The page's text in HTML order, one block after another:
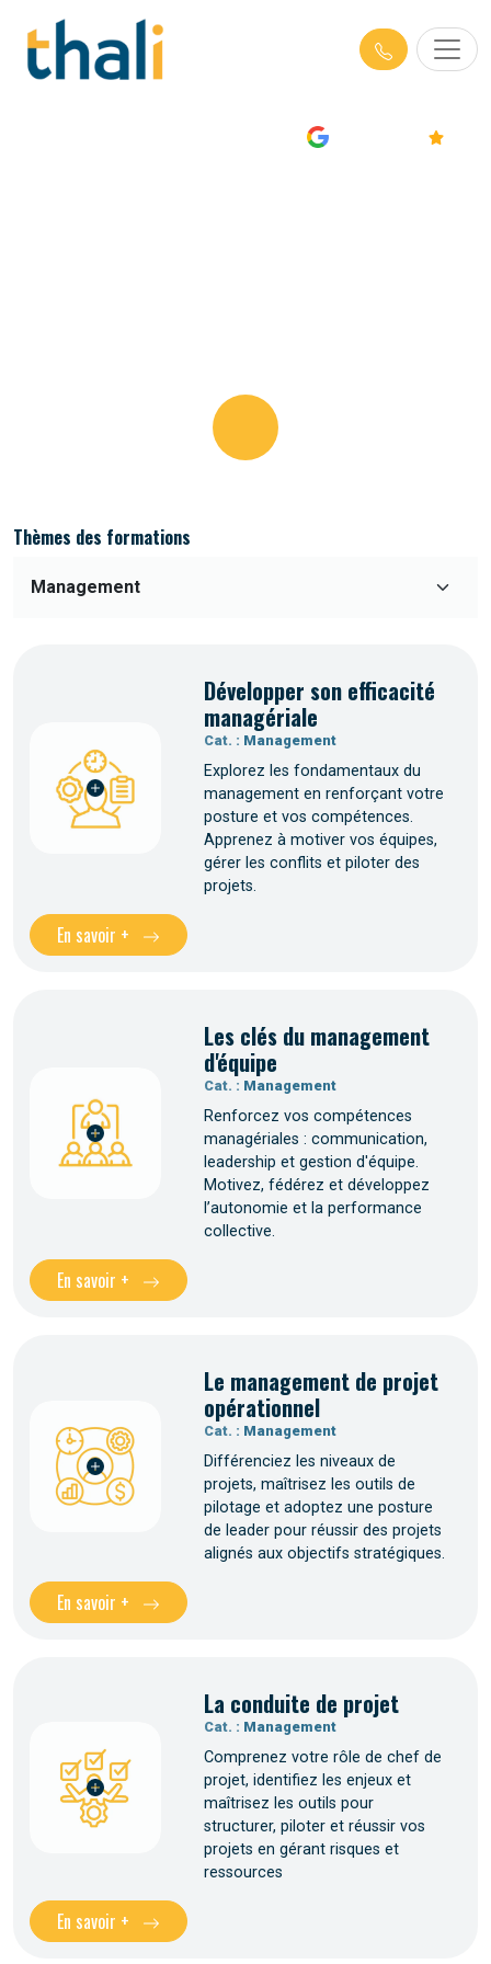
Thèmes des formations
Développer son efficacité
managériale
Cat. : Management
Explorez les fondamentaux du
management en renforçant votre
posture et vos compétences.
Apprenez à motiver vos équipes,
gérer les conflits et piloter des
projets.
En savoir +
Les clés du management
d'équipe
Cat. : Management
Renforcez vos compétences
managériales : communication,
leadership et gestion d'équipe.
Motivez, fédérez et développez
l’autonomie et la performance
collective.
En savoir +
Le management de projet
opérationnel
Cat. : Management
Différenciez les niveaux de
projets, maîtrisez les outils de
pilotage et adoptez une posture
de leader pour réussir des projets
alignés aux objectifs stratégiques.
En savoir +
La conduite de projet
Cat. : Management
Comprenez votre rôle de chef de
projet, identifiez les enjeux et
maîtrisez les outils pour
structurer, piloter et réussir vos
projets en gérant risques et
ressources
En savoir +